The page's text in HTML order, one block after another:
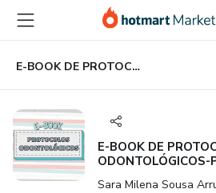
para
conteúdo
principal
para
pagamento
para
rodapé
E-BOOK DE PROTOCOLOS ODONTOLÓGICOS-PARTE 1
E-BOOK DE
ODONTOLÓGICOS-
Sara Milena Sousa